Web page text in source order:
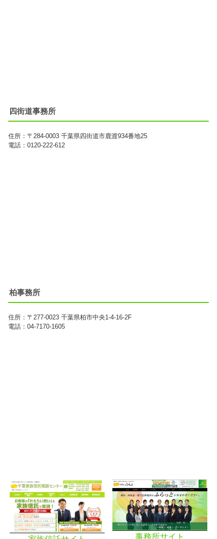
四街道事務所
住所： 〒284-0003 千葉県四街道市鹿渡934番地25
電話：0120-222-612
柏事務所
住所： 〒277-0023 千葉県柏市中央1-4-16-2F
電話：04-7170-1605
事務所サイト